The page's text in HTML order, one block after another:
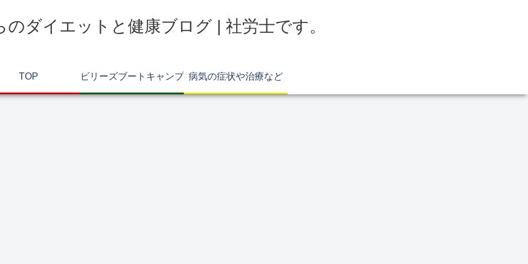
のダイエットと健康ブログ | 社労士です。
TOP ビリーズブートキャンプ 病気の症状や治療など